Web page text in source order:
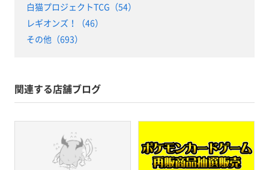
白猫プロジェクトTCG（54）
レギオンズ！（46）
その他（693）
関連する店舗ブログ